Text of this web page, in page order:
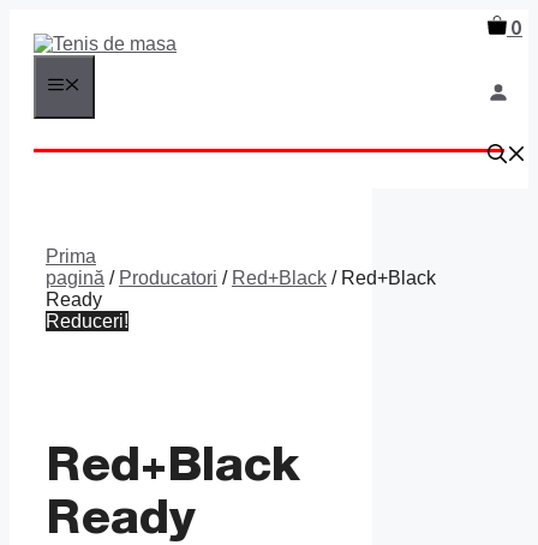
conținut
0
Prima
pagină / Producatori / Red+Black / Red+Black
Ready
Reduceri!
Red+Black
Ready